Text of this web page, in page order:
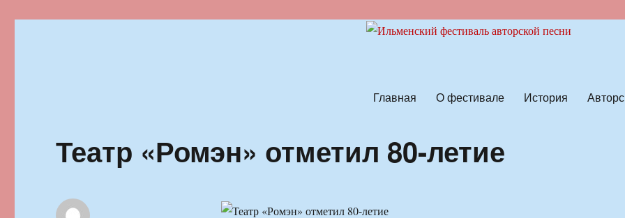
Главная О фестивале История
Театр «Ромэн» отметил 80-летие